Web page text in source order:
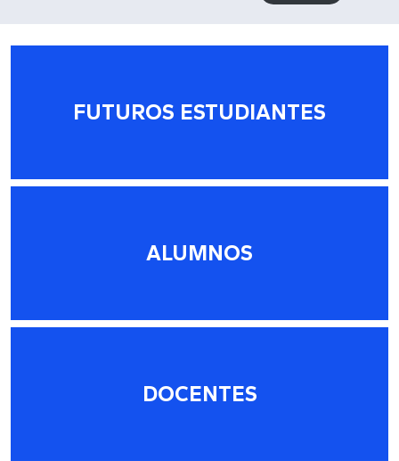
FUTUROS ESTUDIANTES
ALUMNOS
DOCENTES